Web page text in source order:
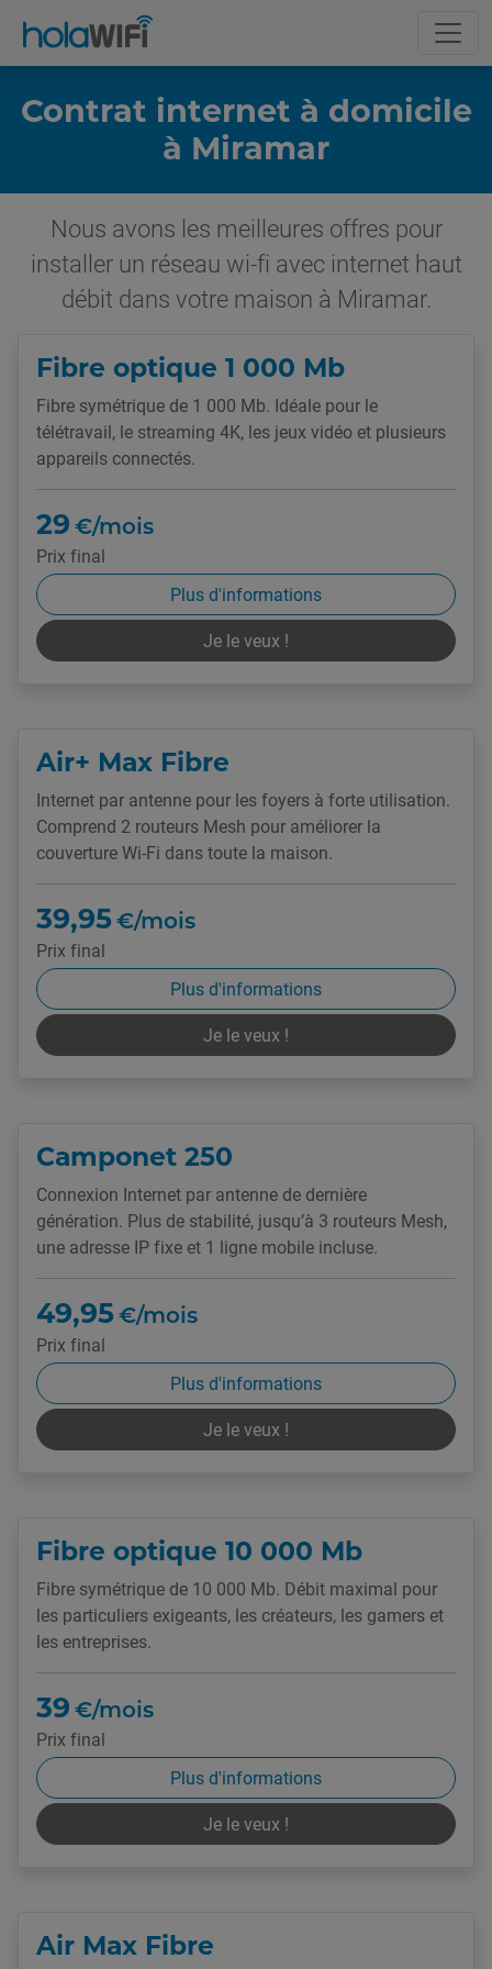
Contrat internet à domicile
à Miramar
Nous avons les meilleures offres pour
installer un réseau wi-fi avec internet haut
débit dans votre maison à Miramar.
Fibre optique 1 000 Mb
Fibre symétrique de 1 000 Mb. Idéale pour le
télétravail, le streaming 4K, les jeux vidéo et plusieurs
appareils connectés.
29 €/mois
Prix final
Plus d'informations
Je le veux !
Air+ Max Fibre
Internet par antenne pour les foyers à forte utilisation.
Comprend 2 routeurs Mesh pour améliorer la
couverture Wi-Fi dans toute la maison.
39,95 €/mois
Prix final
Plus d'informations
Je le veux !
Camponet 250
Connexion Internet par antenne de dernière
génération. Plus de stabilité, jusqu’à 3 routeurs Mesh,
une adresse IP fixe et 1 ligne mobile incluse.
49,95 €/mois
Prix final
Plus d'informations
Je le veux !
Fibre optique 10 000 Mb
Fibre symétrique de 10 000 Mb. Débit maximal pour
les particuliers exigeants, les créateurs, les gamers et
les entreprises.
39 €/mois
Prix final
Plus d'informations
Je le veux !
Air Max Fibre